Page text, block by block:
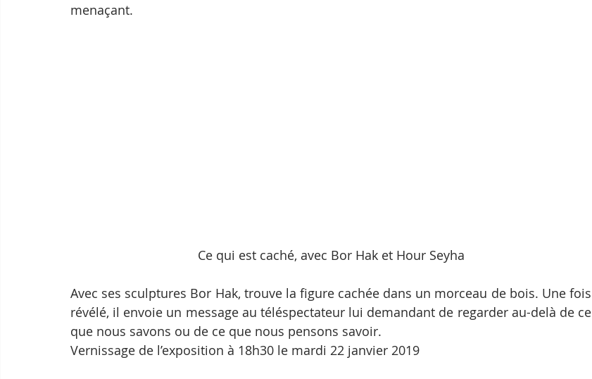
menaçant.
Ce qui est caché, avec Bor Hak et Hour Seyha
Avec ses sculptures Bor Hak, trouve la figure cachée dans un morceau de bois. Une fois
révélé, il envoie un message au téléspectateur lui demandant de regarder au-delà de ce
que nous savons ou de ce que nous pensons savoir.
Vernissage de l’exposition à 18h30 le mardi 22 janvier 2019